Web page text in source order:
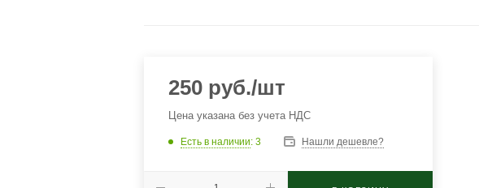
250 руб./шт
Цена указана без учета НДС
Есть в наличии: 3 Нашли дешевле?